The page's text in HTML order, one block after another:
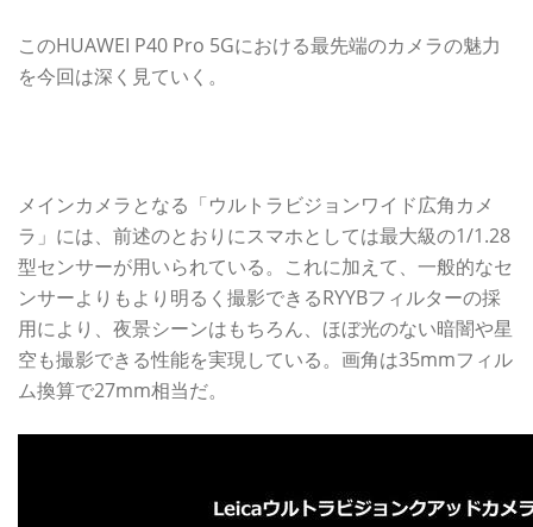
このHUAWEI P40 Pro 5Gにおける最先端のカメラの魅力
を今回は深く見ていく。
メインカメラとなる「ウルトラビジョンワイド広角カメ
ラ」には、前述のとおりにスマホとしては最大級の1/1.28
型センサーが用いられている。これに加えて、一般的なセ
ンサーよりもより明るく撮影できるRYYBフィルターの採
用により、夜景シーンはもちろん、ほぼ光のない暗闇や星
空も撮影できる性能を実現している。画角は35mmフィル
ム換算で27mm相当だ。